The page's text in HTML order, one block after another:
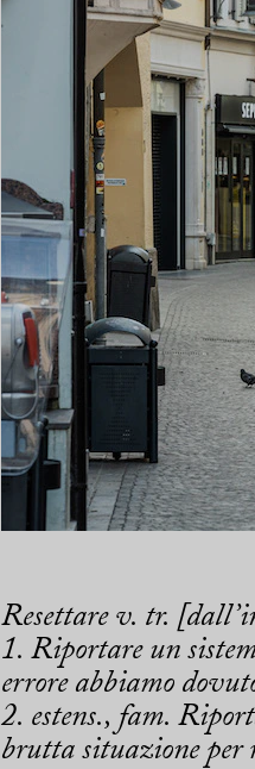
Resettare v. tr.
1. Riportare un
errore abbiamo
2. estens., fam.
brutta situazione per